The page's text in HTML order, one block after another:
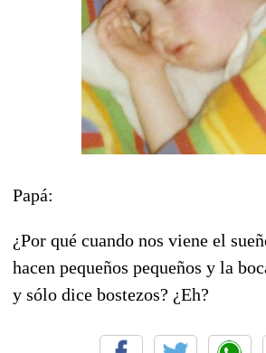
Papá:
¿Por qué cuando nos viene el
hacen pequeños pequeños y la
y sólo dice bostezos? ¿Eh?